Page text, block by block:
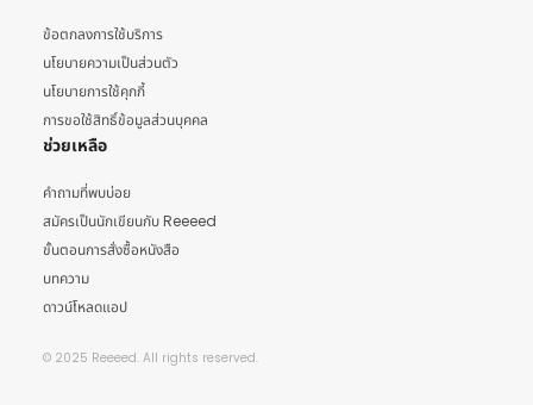
ข้อตกลงการใช้บริการ
นโยบายความเป็นส่วนตัว
นโยบายการใช้คุกกี้
การขอใช้สิทธิ์ข้อมูลส่วนบุคคล
ช่วยเหลือ
คำถามที่พบบ่อย
สมัครเป็นนักเขียนกับ Reeeed
ขั้นตอนการสั่งซื้อหนังสือ
บทความ
ดาวน์โหลดแอป
© 2025 Reeeed. All rights reserved.